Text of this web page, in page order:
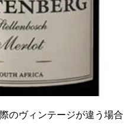
のヴィンテージが違う場合